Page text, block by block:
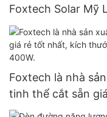
Foxtech Solar Mỹ
6kW 48V 120/
trời độc lập
Foxtech là nhà
tinh thể cắt sẵn
182mm, công suất